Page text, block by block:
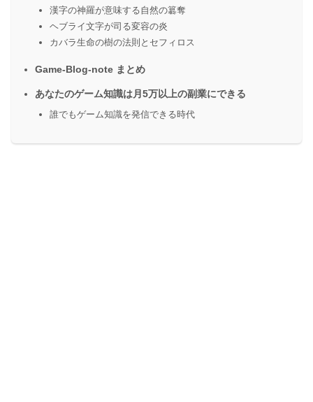
漢字の神羅が意味する自然の簒奪
ヘブライ文字が司る変容の炎
カバラ生命の樹の法則とセフィロス
Game-Blog-note まとめ
あなたのゲーム知識は月5万以上の副業にできる
誰でもゲーム知識を発信できる時代